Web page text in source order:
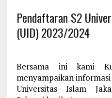
Pendaftaran S2
(UID) 2023/2024
Bersama ini kami
menyampaikan
Universitas Islam